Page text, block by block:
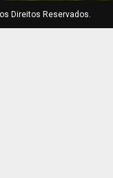
Direitos Reservados.